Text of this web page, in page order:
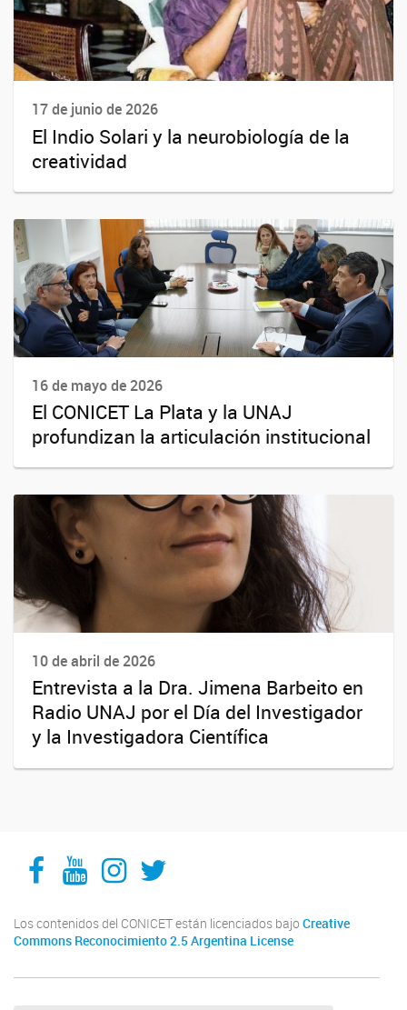
17 de junio de 2026
El Indio Solari y la neurobiología de la
creatividad
16 de mayo de 2026
El CONICET La Plata y la UNAJ
profundizan la articulación institucional
10 de abril de 2026
Entrevista a la Dra. Jimena Barbeito en
Radio UNAJ por el Día del Investigador
y la Investigadora Científica
Facebook
YouTube
Instagram
Twitter
Los contenidos del CONICET están licenciados bajo Creative
Commons Reconocimiento 2.5 Argentina License